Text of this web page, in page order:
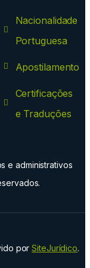
Nacionalidade
Portuguesa
Apostilamento
Certificações
e Traduções
e administrativos
porSiteJurídico.